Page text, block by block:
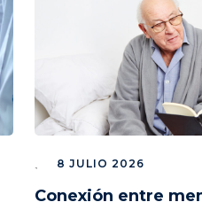
8 JULIO 2026
Conexión entre